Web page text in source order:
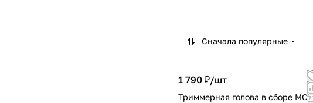
Сначала популярные
1 790 ₽/шт
Триммерная голова в сборе